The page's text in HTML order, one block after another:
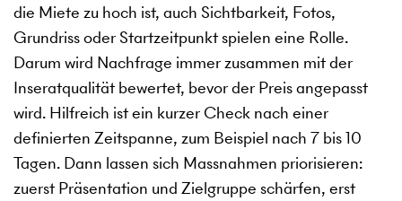
die Miete zu hoch ist, auch Sichtbarkeit, Fotos,
Grundriss oder Startzeitpunkt spielen eine Rolle.
Darum wird Nachfrage immer zusammen mit der
Inseratqualität bewertet, bevor der Preis angepasst
wird. Hilfreich ist ein kurzer Check nach einer
definierten Zeitspanne, zum Beispiel nach 7 bis 10
Tagen. Dann lassen sich Massnahmen priorisieren:
zuerst Präsentation und Zielgruppe schärfen, erst